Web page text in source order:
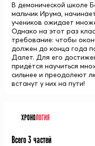
В демонической школе
мальчик Ирума,
учеников ожидает
Однако на этот раз
требование: чтобы
должен до конца года
Далет. Для его
придётся научиться
сильнее и преодолеют
встанут у них на пути!
ХРОНОЛОГИЯ
Всего 3 частей